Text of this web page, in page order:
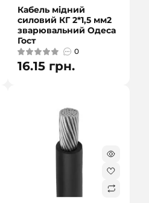
Кабель мідний
силовий КГ 2*1,5 мм2
зварювальний Одеса
Гост
0
16.15 грн.